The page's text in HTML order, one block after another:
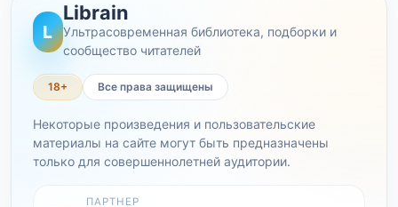
L
Librain
Ультрасовременная библиотека, подборки и
сообщество читателей
18+ Все права защищены
Некоторые произведения и пользовательские
материалы на сайте могут быть предназначены
только для совершеннолетней аудитории.
ПАРТНЕР